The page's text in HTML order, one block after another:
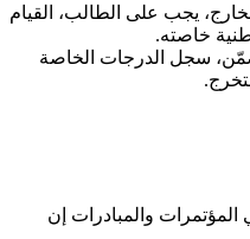
يجب على الطالب، القيام
خاصته.
سجل الدرجات الخاصة
والمبادرات إن